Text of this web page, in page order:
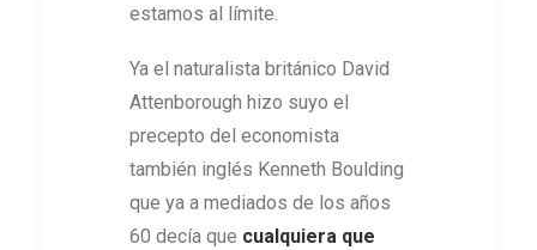
estamos al límite.
Ya el naturalista británico David
Attenborough hizo suyo el
precepto del economista
también inglés Kenneth Boulding
que ya a mediados de los años
60 decía que cualquiera que